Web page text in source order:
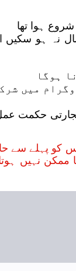
نہ ہو سکیں
ہوگا
میں
اپنی تجارتی
کو پہلے سے
ممکن نہیں